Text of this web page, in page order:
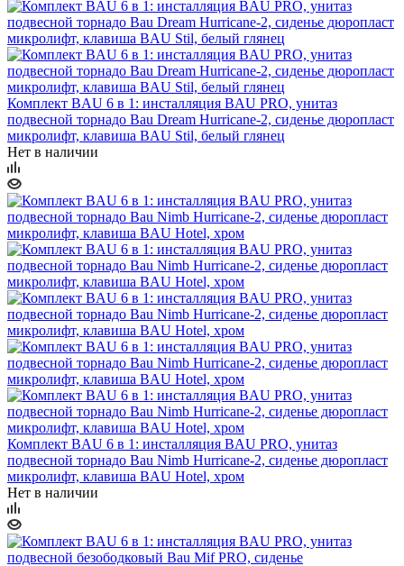
Комплект BAU 6 в 1: инсталляция BAU PRO, унитаз
подвесной торнадо Bau Dream Hurricane-2, сиденье дюропласт
микролифт, клавиша BAU Stil, белый глянец
Нет в наличии
Комплект BAU 6 в 1: инсталляция BAU PRO, унитаз
подвесной торнадо Bau Nimb Hurricane-2, сиденье дюропласт
микролифт, клавиша BAU Hotel, хром
Нет в наличии